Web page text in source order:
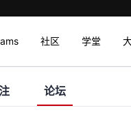
社区 学堂
论坛